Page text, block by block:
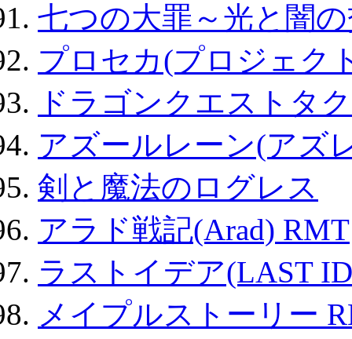
七つの大罪～光と闇
プロセカ(プロジェク
ドラゴンクエストタ
アズールレーン(アズ
剣と魔法のログレス
アラド戦記(Arad) RMT
ラストイデア(LAST
メイプルストーリー